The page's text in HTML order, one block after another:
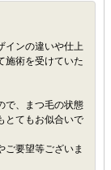
インの違いや仕上
施術を受けていた
で、まつ毛の状態
とてもお似合いで
ご要望等ございま